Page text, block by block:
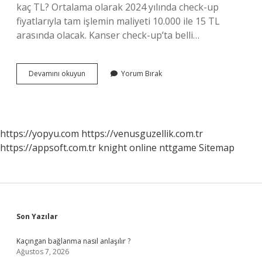
kaç TL? Ortalama olarak 2024 yılında check-up
fiyatlarıyla tam işlemin maliyeti 10.000 ile 15 TL
arasında olacak. Kanser check-up’ta belli…
Devamını okuyun
Check
Yorum Bırak
https://yopyu.com https://venusguzellik.com.tr
https://appsoft.com.tr knight online nttgame Sitemap
Sidebar
Son Yazılar
Kaçıngan bağlanma nasıl anlaşılır ?
Ağustos 7, 2026